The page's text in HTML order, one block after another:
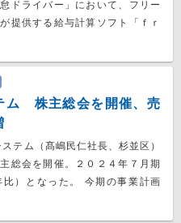
ドライバー」において、フリー
提供する給与計算ソフト「ｆｒ
ム 株主総会を開催、売
ステム（髙嶋民仁社長、杉並区）
総会を開催。２０２４年７月期
）となった。 今期の事業計画